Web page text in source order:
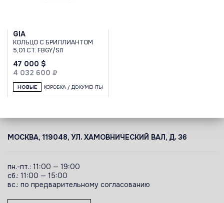
GIA
КОЛЬЦО С БРИЛЛИАНТОМ
5,01 CT. FBGY/SI1
47 000 $
4 032 600 ₽
НОВЫЕ КОРОБКА / ДОКУМЕНТЫ
МОСКВА, 119048, УЛ. ХАМОВНИЧЕСКИЙ ВАЛ, Д. 36
пн.-пт.: 11:00 — 19:00
сб.: 11:00 — 15:00
вс.: по предварительному согласованию